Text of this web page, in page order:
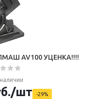
Тиcки наклонные БЕЛМАШ AV100 УЦЕНКА!!!!
/шт -29%